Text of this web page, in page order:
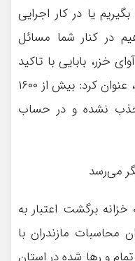
یا در کار اجرایی
در کنار شما مسائل
خزر، بابایی با تاکید
بر جذب به هنگام اعتبارات عمرانی، عنوان کرد: بیش از ۱۶۰۰
جذب نشده و در حساب‌
می‌رسد
برگشت اعتبار به
محاسبات مازندران با
۲۶۰۰ پروژه نیمه تمام و رها شده در استان